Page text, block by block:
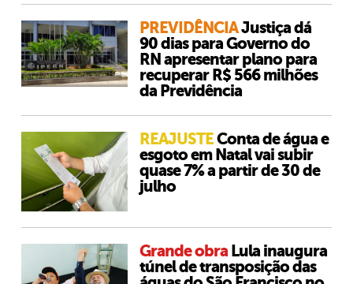
PREVIDÊNCIAJustiça dá
90 dias para Governo do
RN apresentar plano para
recuperar R$ 566 milhões
da Previdência
REAJUSTEConta de água e
esgoto em Natal vai subir
quase 7% a partir de 30 de
julho
Grande obra Lula inaugura
túnel de transposição das